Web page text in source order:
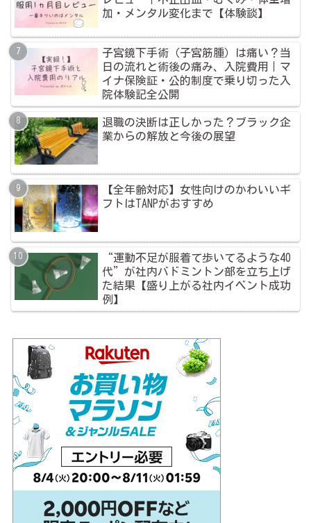
加・メンタル変化まで【体験談】
子宮鏡下手術（子宮筋腫）は痛い？当
日の流れと術後の痛み、入院費用｜マ
イナ保険証・公的制度で乗り切った入
院体験記全公開
退職の決断は正しかった？ブラック企
業からの解放と今後の展望
【全年齢対応】女性向けのかわいいギ
フトはTANPがおすすめ
“運動不足が服着て歩いてるような40
代”が社内バドミントン部を立ち上げ
た結果【盛り上がる社内イベント成功
例】